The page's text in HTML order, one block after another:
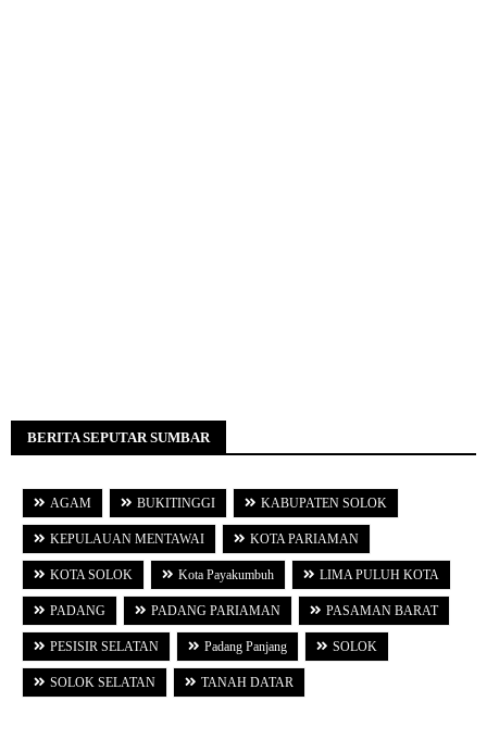
BERITA SEPUTAR SUMBAR
AGAM BUKITINGGI KABUPATEN SOLOK
KEPULAUAN MENTAWAI KOTA PARIAMAN
KOTA SOLOK Kota Payakumbuh LIMA PULUH KOTA
PADANG PADANG PARIAMAN PASAMAN BARAT
PESISIR SELATAN Padang Panjang SOLOK
SOLOK SELATAN TANAH DATAR